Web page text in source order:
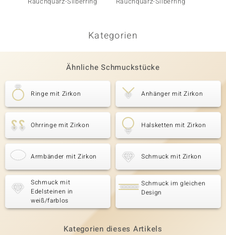
Kategorien
Ähnliche Schmuckstücke
Ringe mit Zirkon Anhänger mit Zirkon
Ohrringe mit Zirkon Halsketten mit Zirkon
Armbänder mit Zirkon Schmuck mit Zirkon
Schmuck mit
Edelsteinen in
weiß/farblos
Schmuck im gleichen
Design
Kategorien dieses Artikels